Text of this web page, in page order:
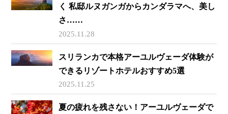
く 私邸ルヌガンガからカンダラマへ、美し
さ……
2025.11.28
スリランカで本格アーユルヴェーダ体験が
できるリゾートホテルおすすめ5選
2025.11.25
夏の疲れを残さない！アーユルヴェーダで